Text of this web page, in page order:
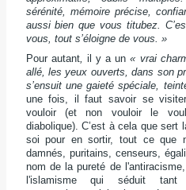
sérénité, mémoire précise,
aussi bien que vous titubez.
vous, tout s’éloigne de vous. »
Pour autant, il y a un « vrai
allé, les yeux ouverts, dans son
s’ensuit une gaieté spéciale,
une fois, il faut savoir se
vouloir (et non vouloir le
diabolique). C’est à cela que sert
soi pour en sortir, tout ce que
damnés, puritains, censeurs,
nom de la pureté de
l'islamisme qui séduit tant